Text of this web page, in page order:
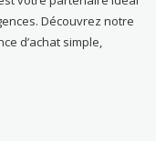
Découvrez notre
d’achat simple,